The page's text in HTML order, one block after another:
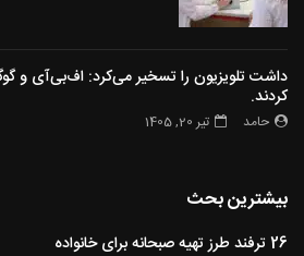
داشت تلویزیون را تسخیر می‌کرد: اف‌بی‌آی و
کردند.
حامد تیر 20, 1405
بیشترین بحث
26 ترفند طرز تهیه صبحانه برای خانواده